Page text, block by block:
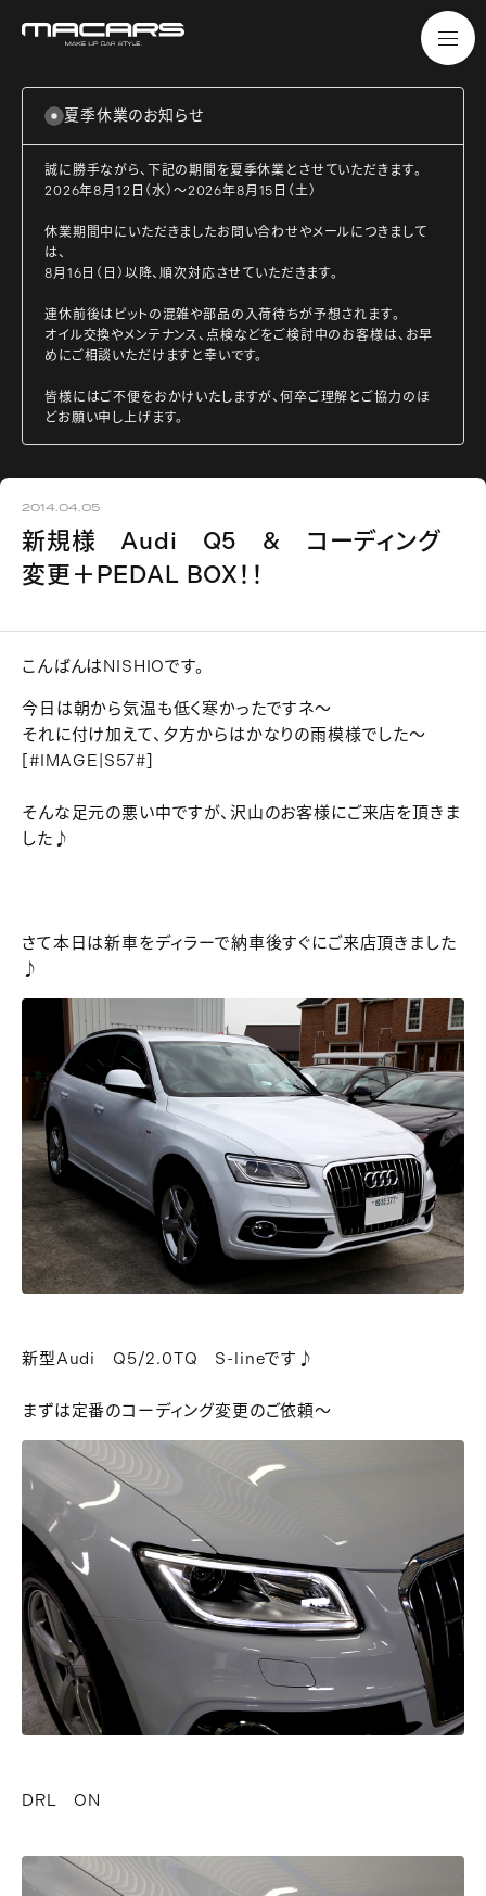
夏季休業のお知らせ
誠に勝手ながら、下記の期間を夏季休業とさせていただきます。
2026年8月12日（水）～2026年8月15日（土）
休業期間中にいただきましたお問い合わせやメールにつきまして
は、
8月16日（日）以降、順次対応させていただきます。
連休前後はピットの混雑や部品の入荷待ちが予想されます。
オイル交換やメンテナンス、点検などをご検討中のお客様は、お早
めにご相談いただけますと幸いです。
皆様にはご不便をおかけいたしますが、何卒ご理解とご協力のほ
どお願い申し上げます。
2014.04.05
新規様 Audi Q5 & コーディング
変更＋PEDAL BOX！！
こんばんはNISHIOです。
今日は朝から気温も低く寒かったですネ～
それに付け加えて、夕方からはかなりの雨模様でした～
[#IMAGE|S57#]
そんな足元の悪い中ですが、沢山のお客様にご来店を頂きま
した♪
さて本日は新車をディラーで納車後すぐにご来店頂きました
♪
新型Audi Q5/2.0TQ S-lineです♪
まずは定番のコーディング変更のご依頼～
DRL ON